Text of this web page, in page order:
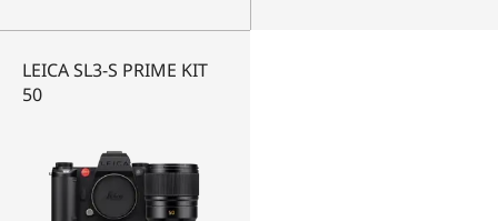
LEICA SL3-S PRIME KIT
50